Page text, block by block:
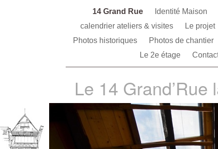
14 Grand Rue
Identité Maison
calendrier ateliers & visites
Le projet
Photos historiques
Photos de chantier
Le 2e étage
Le 14